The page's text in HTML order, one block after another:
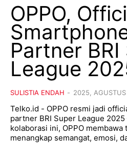
OPPO,
Partner BRI
League
SULISTIA ENDAH - 2025, AGUSTUS
Telko.id - OPPO resmi jadi
partner BRI Super League 2025
kolaborasi ini, OPPO
menangkap semangat, emosi,